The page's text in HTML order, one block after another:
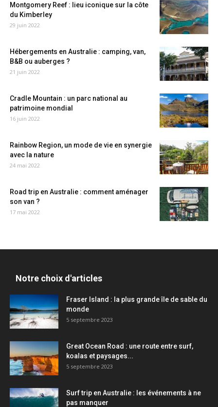
Montgomery Reef : lieu iconique sur la côte
du Kimberley
29 juin 2022
Hébergements en Australie : camping, van,
B&B ou auberges ?
21 juin 2022
Cradle Mountain : un parc national au
patrimoine mondial
16 juin 2022
Rainbow Region, un mode de vie en synergie
avec la nature
24 mai 2022
Road trip en Australie : comment aménager
son van ?
17 mai 2022
Notre choix d'articles
Fraser Island : la plus grande île de sable du
monde
5 septembre 2023
Great Ocean Road : une route entre surf,
koalas et paysages...
5 septembre 2023
Surf trip en Australie : les événements à ne
pas manquer